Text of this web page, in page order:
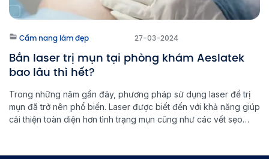
Cẩm nang làm đẹp 27-03-2024
Bắn laser trị mụn tại phòng khám Aeslatek
bao lâu thì hết?
Trong những năm gần đây, phương pháp sử dụng laser để trị
mụn đã trở nên phổ biến. Laser được biết đến với khả năng giúp
cải thiện toàn diện hơn tình trạng mụn cũng như các vết sẹo